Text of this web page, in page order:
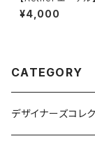
ワイト ユニセックス
¥4,000
CATEGORY
デザイナーズコレ